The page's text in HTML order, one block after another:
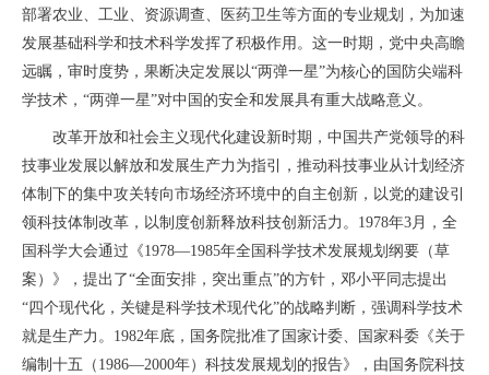
部署农业、工业、资源调查、医药卫生等方面的专业规划，为加速
发展基础科学和技术科学发挥了积极作用。这一时期，党中央高瞻
远瞩，审时度势，果断决定发展以“两弹一星”为核心的国防尖端科
学技术，“两弹一星”对中国的安全和发展具有重大战略意义。
改革开放和社会主义现代化建设新时期，中国共产党领导的科
技事业发展以解放和发展生产力为指引，推动科技事业从计划经济
体制下的集中攻关转向市场经济环境中的自主创新，以党的建设引
领科技体制改革，以制度创新释放科技创新活力。1978年3月，全
国科学大会通过《1978—1985年全国科学技术发展规划纲要（草
案）》，提出了“全面安排，突出重点”的方针，邓小平同志提出
“四个现代化，关键是科学技术现代化”的战略判断，强调科学技术
就是生产力。1982年底，国务院批准了国家计委、国家科委《关于
编制十五（1986—2000年）科技发展规划的报告》，由国务院科技